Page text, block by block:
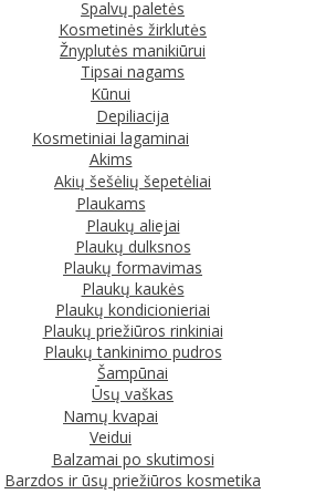
Spalvų paletės
Kosmetinės žirklutės
Žnyplutės manikiūrui
Tipsai nagams
Kūnui
Depiliacija
Kosmetiniai lagaminai
Akims
Akių šešėlių šepetėliai
Plaukams
Plaukų aliejai
Plaukų dulksnos
Plaukų formavimas
Plaukų kaukės
Plaukų kondicionieriai
Plaukų priežiūros rinkiniai
Plaukų tankinimo pudros
Šampūnai
Ūsų vaškas
Namų kvapai
Veidui
Balzamai po skutimosi
Barzdos ir ūsų priežiūros kosmetika